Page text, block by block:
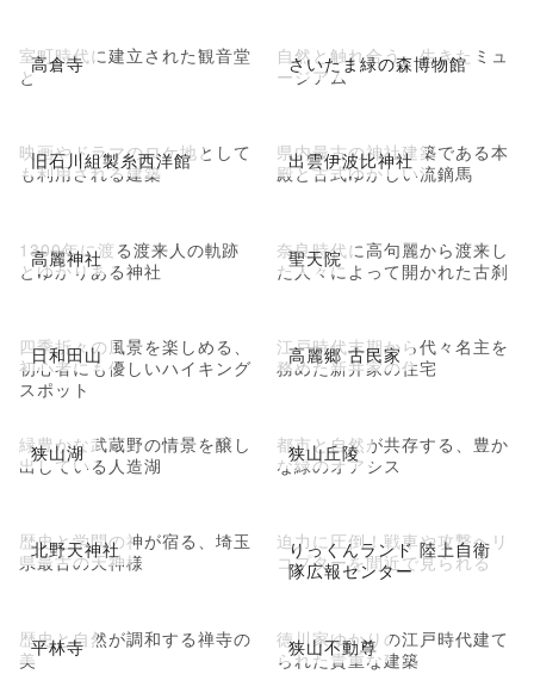
高倉寺
室町時代に建立された観音堂
と
さいたま緑の森博物館
自然と触れ合う、生きたミュ
ージアム
旧石川組製糸西洋館
映画やドラマのロケ地として
も利用される建築
出雲伊波比神社
県内最古の神社建築である本
殿と古式ゆかしい流鏑馬
高麗神社
1300年に渡る渡来人の軌跡
とゆかりある神社
聖天院
奈良時代に高句麗から渡来し
た人々によって開かれた古刹
日和田山
四季折々の風景を楽しめる、
初心者にも優しいハイキング
スポット
高麗郷 古民家
江戸時代末期から代々名主を
務めた新井家の住宅
狭山湖
緑豊かな武蔵野の情景を醸し
出している人造湖
狭山丘陵
都市と自然が共存する、豊か
な緑のオアシス
北野天神社
歴史と学問の神が宿る、埼玉
県最古の天神様
りっくんランド 陸上自衛
隊広報センター
迫力に圧倒！戦車や攻撃ヘリ
コプターを間近で見られる
平林寺
歴史と自然が調和する禅寺の
美
狭山不動尊
徳川家ゆかりの江戸時代建て
られた貴重な建築